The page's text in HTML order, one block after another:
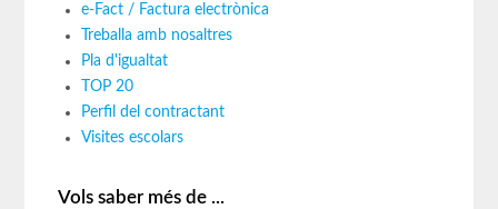
e-Fact / Factura electrònica
Treballa amb nosaltres
Pla d'igualtat
TOP 20
Perfil del contractant
Visites escolars
Vols saber més de ...